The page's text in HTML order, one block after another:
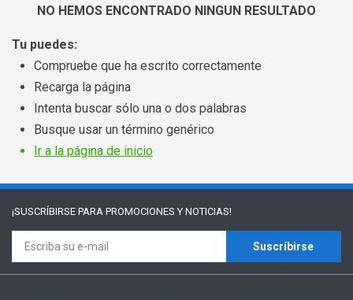
NO HEMOS ENCONTRADO NINGUN RESULTADO
Tu puedes:
Compruebe que ha escrito correctamente
Recarga la página
Intenta buscar sólo una o dos palabras
Busque usar un término genérico
Ir a la página de inicio
¡SUSCRÍBIRSE PARA PROMOCIONES Y NOTICIAS!
Suscríbirse